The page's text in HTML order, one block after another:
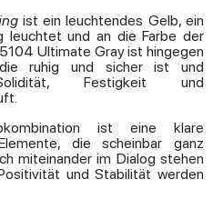
ist ein leuchtendes Gelb, ein
leuchtet und an die Farbe der
Ultimate Gray ist hingegen
ruhig und sicher ist und
Festigkeit und
ist eine klare
die scheinbar ganz
miteinander im Dialog stehen
und Stabilität werden